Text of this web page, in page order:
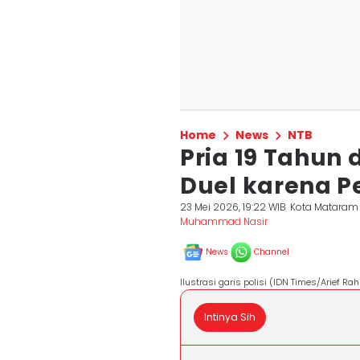
Home News NTB
Pria 19 Tahun
Duel karena
23 Mei 2026, 19:22 WIB Kota Mataram
Muhammad Nasir
News Channel
Ilustrasi garis polisi (IDN Times/Arief
Intinya Sih